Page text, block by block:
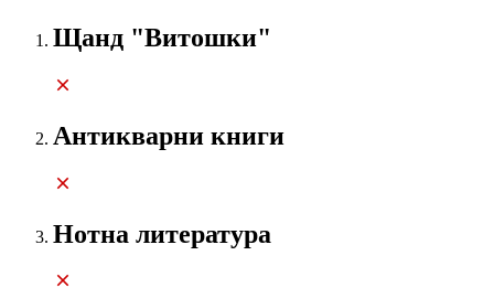
Щанд "Витошки"
Антикварни книги
Нотна литература